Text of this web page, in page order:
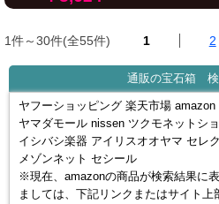
1件～30件(全55件) 1 2
通販の宝石箱 検
ヤフーショッピング 楽天市場
ヤマダモール nissen ツクモネットシ
イシバシ楽器 アイリスオオヤマ セレ
メゾンネット セシール
※現在、amazonの商品が検索結果に
ましては、下記リンクまたはサイト上